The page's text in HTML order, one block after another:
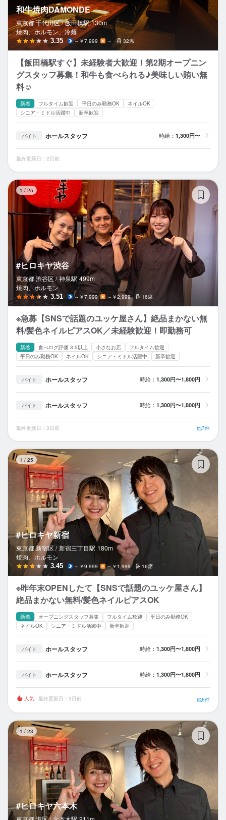
和牛焼肉DAMONDE
東京都 千代田区 / 飯田橋駅 130m
焼肉、ホルモン、冷麺
3.35 ～￥7,999 － 32席
【飯田橋駅すぐ】未経験者大歓迎！第2期オープニン
グスタッフ募集！和牛も食べられる♪美味しい賄い無
料☺
新着 フルタイム歓迎 平日のみ勤務OK
ネイルOK
シニア・ミドル活躍中
新卒歓迎
バイト ホールスタッフ 時給： 1,300円〜
最終更新日：2日前
1 / 25
#ヒロキヤ渋谷
東京都 渋谷区 / 神泉駅 499m
焼肉、ホルモン
3.51 ～￥7,999 ～￥2,999 16席
※急募【SNSで話題のユッケ屋さん】絶品まかない無
料/髪色ネイルピアスOK／未経験歓迎！即勤務可
新着 食べログ評価 3.5以上 小さなお店
フルタイム歓迎
平日のみ勤務OK
ネイルOK シニア・ミドル活躍中 新卒歓迎
バイト ホールスタッフ 時給： 1,300円〜1,800円
バイト ホールスタッフ 時給： 1,300円〜1,800円
最終更新日：3日前 他7件
1 / 25
#ヒロキヤ新宿
東京都 新宿区 / 新宿三丁目駅 180m
焼肉、ホルモン
3.45 ～￥9,999 ～￥1,999 16席
※昨年末OPENしたて【SNSで話題のユッケ屋さん】
絶品まかない無料/髪色ネイルピアスOK
新着 オープニングスタッフ募集 フルタイム歓迎
平日のみ勤務OK
ネイルOK
シニア・ミドル活躍中 新卒歓迎
バイト ホールスタッフ 時給： 1,300円〜1,800円
バイト ホールスタッフ 時給： 1,300円〜1,800円
人気 最終更新日：3日前 他6件
1 / 23
#ヒロキヤ六本木